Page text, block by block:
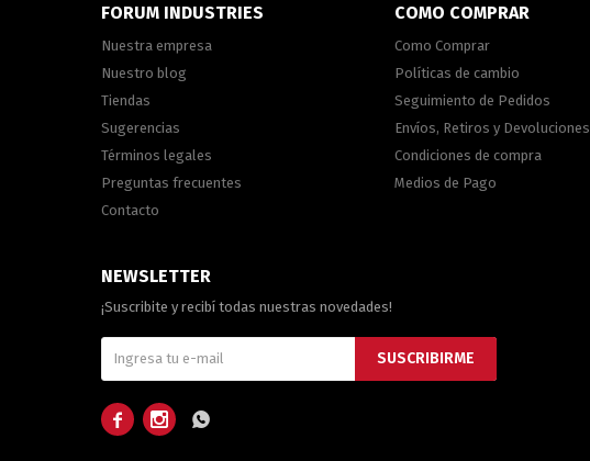
FORUM INDUSTRIES
Nuestra empresa
Nuestro blog
Tiendas
Sugerencias
Términos legales
Preguntas frecuentes
Contacto
COMO COMPRAR
Como Comprar
Políticas de cambio
Seguimiento de Pedidos
Envíos, Retiros y Devoluciones
Condiciones de compra
Medios de Pago
NEWSLETTER
¡Suscribite y recibí todas nuestras novedades!
SUSCRIBIRME
  